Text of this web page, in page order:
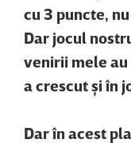
cu 3 puncte,
Dar jocul
venirii mele au
a crescut şi în
Dar în acest